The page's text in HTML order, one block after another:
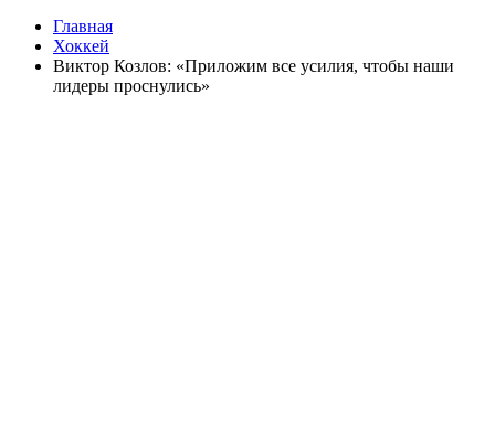
Главная
Хоккей
Виктор Козлов: «Приложим все усилия, чтобы наши
лидеры проснулись»